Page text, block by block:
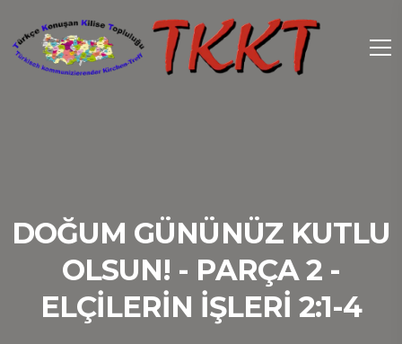
DOĞUM GÜNÜNÜZ KUTLU
OLSUN! - PARÇA 2 -
ELÇILERIN İŞLERI 2:1-4